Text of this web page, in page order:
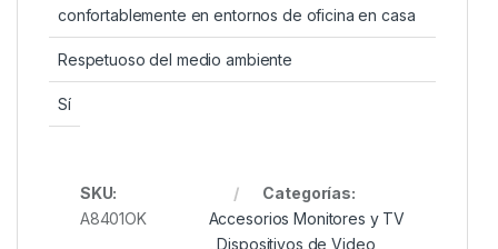
confortablemente en entornos de oficina en casa
Respetuoso del medio ambiente
Sí
SKU:
A8401OK
Categorías:
Accesorios Monitores y TV
,Dispositivos de Video